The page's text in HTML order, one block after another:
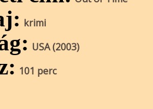
krimi
USA (2003)
101 perc